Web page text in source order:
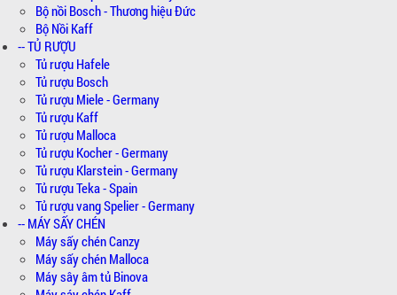
Bộ nồi Bosch - Thương hiệu Đức
Bộ Nồi Kaff
-- TỦ RƯỢU
Tủ rượu Hafele
Tủ rượu Bosch
Tủ rượu Miele - Germany
Tủ rượu Kaff
Tủ rượu Malloca
Tủ rượu Kocher - Germany
Tủ rượu Klarstein - Germany
Tủ rượu Teka - Spain
Tủ rượu vang Spelier - Germany
-- MÁY SẤY CHÉN
Máy sấy chén Canzy
Máy sấy chén Malloca
Máy sây âm tủ Binova